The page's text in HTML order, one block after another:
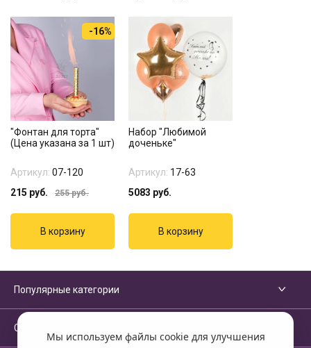
Мы используем файлы cookie для улучшения
-16%
"Фонтан для торта"
(Цена указана за 1 шт)
Артикул: 07-120
215 руб. 255руб.
Набор "Любимой
доченьке"
Артикул: 17-63
5083 руб.
Популярные категории
Сервисы и помощь